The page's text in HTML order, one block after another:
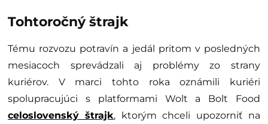
Tohtoročný štrajk
Tému rozvozu potravín a jedál pritom v posledných
mesiacoch sprevádzali aj problémy zo strany
kuriérov. V marci tohto roka oznámili kuriéri
spolupracujúci s platformami Wolt a Bolt Food
celoslovenský štrajk, ktorým chceli upozorniť na